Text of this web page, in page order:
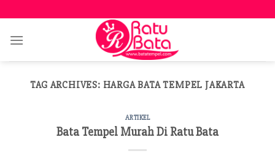
to
content
TAG ARCHIVES: HARGA BATA TEMPEL JAKARTA
ARTIKEL
Bata Tempel Murah Di Ratu Bata